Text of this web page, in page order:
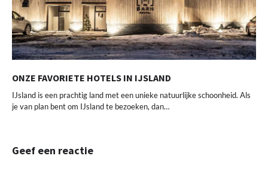
ONZE FAVORIETE HOTELS IN IJSLAND
IJsland is een prachtig land met een unieke natuurlijke schoonheid. Als
je van plan bent om IJsland te bezoeken, dan…
Geef een reactie